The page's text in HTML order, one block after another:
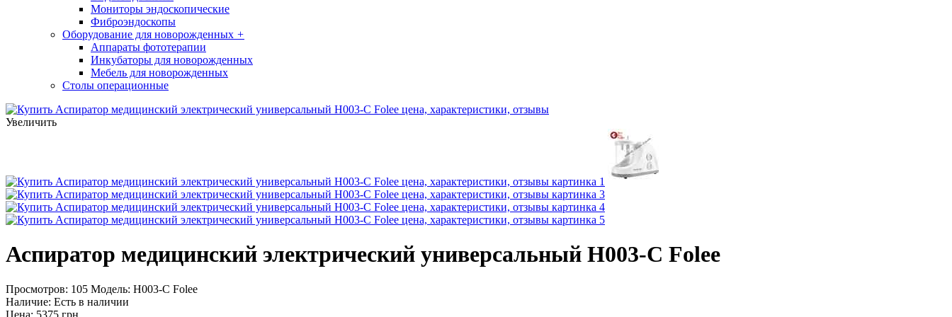
Мониторы эндоскопические
Фиброэндоскопы
Оборудование для новорожденных +
Аппараты фототерапии
Инкубаторы для новорожденных
Мебель для новорожденных
Столы операционные
Увеличить
Аспиратор медицинский электрический универсальный H003-C Folee
Просмотров: 105 Модель: H003-C Folee
Наличие: Есть в наличии
Цена: 5375 грн